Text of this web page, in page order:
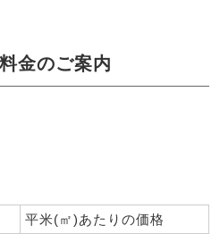
金のご案内
平米(㎡)あたりの価格